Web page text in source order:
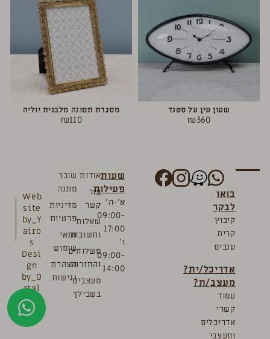
שעון עין על סטנד
₪360
מסגרת תמונה מלבנית יוליה
₪110
בואו
לבקר
קיבוץ
קרית
ענבים
אדריכל/ית?
מעצב/ת?
עמוד
קשרי
אדריכלים
ומעצבי
שעות
פעילות
א’-ה’
09:00-
17:00
ו’
09:00-
14:00
אודות
צור
קשר
שאלות
ותשובות
משלוחים
והחזרות
מעצבים
בשבילך
שובר
מתנה
מדיניות
פרטיות
תנאי
שימוש
הצהרת
נגישות
Web
site
by_Y
airo
s
Desi
gn
by_O
rtal
Bre
mler